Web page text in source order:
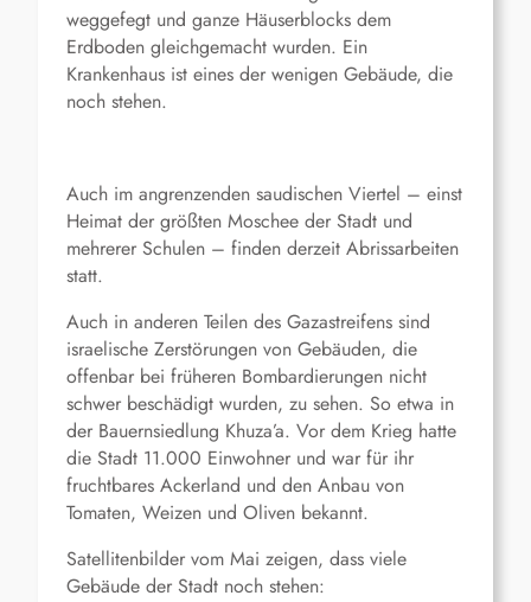
weggefegt und ganze Häuserblocks dem
Erdboden gleichgemacht wurden. Ein
Krankenhaus ist eines der wenigen Gebäude, die
noch stehen.
Auch im angrenzenden saudischen Viertel – einst
Heimat der größten Moschee der Stadt und
mehrerer Schulen – finden derzeit Abrissarbeiten
statt.
Auch in anderen Teilen des Gazastreifens sind
israelische Zerstörungen von Gebäuden, die
offenbar bei früheren Bombardierungen nicht
schwer beschädigt wurden, zu sehen. So etwa in
der Bauernsiedlung Khuza’a. Vor dem Krieg hatte
die Stadt 11.000 Einwohner und war für ihr
fruchtbares Ackerland und den Anbau von
Tomaten, Weizen und Oliven bekannt.
Satellitenbilder vom Mai zeigen, dass viele
Gebäude der Stadt noch stehen: